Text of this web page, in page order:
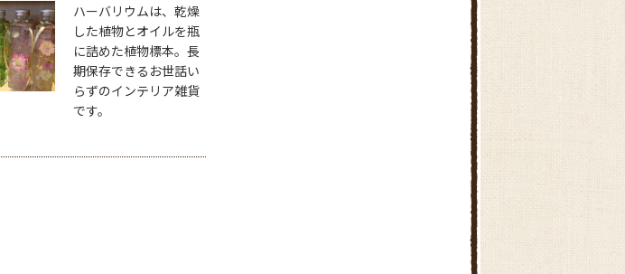
ハーバリウムは、乾燥
した植物とオイルを瓶
に詰めた植物標本。長
期保存できるお世話い
らずのインテリア雑貨
です。